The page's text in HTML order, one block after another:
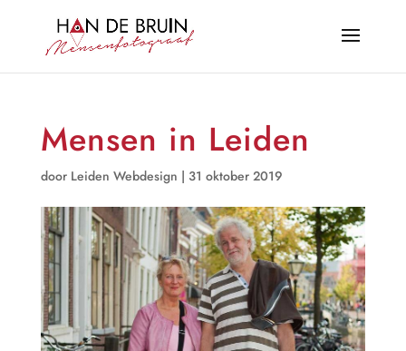
Mensen in Leiden
door Leiden Webdesign | 31 oktober 2019